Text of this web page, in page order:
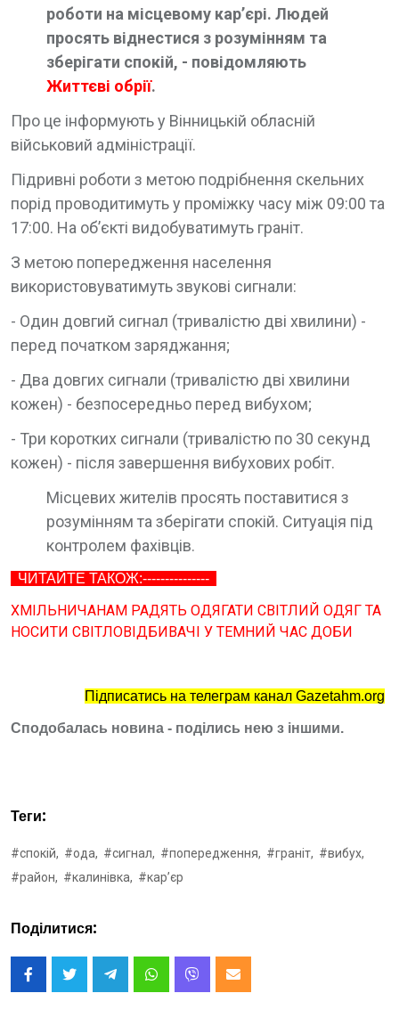
роботи на місцевому кар’єрі. Людей
просять віднестися з розумінням та
зберігати спокій, - повідомляють
Життєві обрії.
Про це інформують у Вінницькій обласній
військовий адміністрації.
Підривні роботи з метою подрібнення скельних
порід проводитимуть у проміжку часу між 09:00 та
17:00. На об’єкті видобуватимуть граніт.
З метою попередження населення
використовуватимуть звукові сигнали:
- Один довгий сигнал (тривалістю дві хвилини) -
перед початком заряджання;
- Два довгих сигнали (тривалістю дві хвилини
кожен) - безпосередньо перед вибухом;
- Три коротких сигнали (тривалістю по 30 секунд
кожен) - після завершення вибухових робіт.
Місцевих жителів просять поставитися з
розумінням та зберігати спокій. Ситуація під
контролем фахівців.
ЧИТАЙТЕ ТАКОЖ:---------------
ХМІЛЬНИЧАНАМ РАДЯТЬ ОДЯГАТИ СВІТЛИЙ ОДЯГ ТА
НОСИТИ СВІТЛОВІДБИВАЧІ У ТЕМНИЙ ЧАС ДОБИ
Підписатись на телеграм канал Gazetahm.org
Сподобалась новина - поділись нею з іншими.
Теги:
#спокій, #ода, #сигнал, #попередження, #граніт, #вибух,
#район, #калинівка, #карʼєр
Поділитися: